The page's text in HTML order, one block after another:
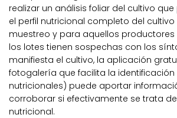
realizar un análisis foliar del cultivo
el perfil nutricional completo del
muestreo y para aquellos
los lotes tienen sospechas con los
manifiesta el cultivo, la aplicación
fotogalería que facilita la identificación
nutricionales) puede aportar
corroborar si efectivamente se trata
nutricional.